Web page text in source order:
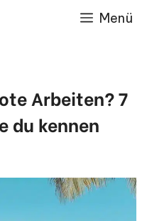
Menü
Arbeiten? 7
du kennen